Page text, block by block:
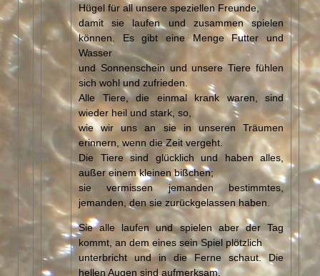
Hügel für all unsere speziellen Freunde,
damit sie laufen und zusammen spielen
können. Es gibt eine Menge Futter und
Wasser
und Sonnenschein und unsere Tiere fühlen
sich wohl und zufrieden.
Alle Tiere, die einmal krank waren, sind
wieder heil und stark, so,
wie wir uns an sie in unseren Träumen
erinnern, wenn die Zeit vergeht.
Die Tiere sind glücklich und haben alles,
außer einem kleinen bißchen;
sie vermissen jemanden bestimmtes,
jemanden, den sie zurückgelassen haben.
Sie alle laufen und spielen aber der Tag
kommt, an dem eines sein Spiel plötzlich
unterbricht und in die Ferne schaut. Die
hellen Augen sind aufmerksam,